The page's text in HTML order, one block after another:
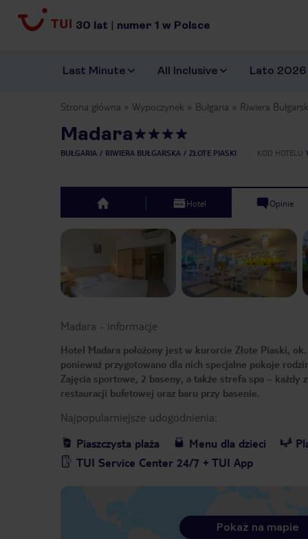
30 lat | numer 1 w Polsce
Last Minute All Inclusive Lato 2026
Strona główna Wypoczynek Bułgaria Riwiera
Madara
BUŁGARIA RIWIERA BUŁGARSKA ZŁOTE PIASKI KOD HOTELU
top Hotel Opinie
Madara - informacje
Hotel Madara położony jest w kurorcie Złote Piaski,
ponieważ przygotowano dla nich specjalne pokoje
Zajęcia sportowe, 2 baseny, a także strefa spa –
restauracji bufetowej oraz baru przy basenie.
Najpopularniejsze udogodnienia:
Piaszczysta plaża
Menu dla dzieci
TUI Service Center 24/7 + TUI App
Pokaż na mapie